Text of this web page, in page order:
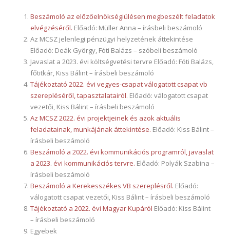
Beszámoló az előzőelnökségiülésen megbeszélt feladatok
elvégzéséről. Előadó: Müller Anna – írásbeli beszámoló
Az MCSZ jelenlegi pénzügyi helyzetének áttekintése
Előadó: Deák György, Fóti Balázs – szóbeli beszámoló
Javaslat a 2023. évi költségvetési tervre Előadó: Fóti Balázs,
főtitkár, Kiss Bálint – írásbeli beszámoló
Tájékoztató 2022. évi vegyes-csapat válogatott csapat vb
szerepléséről, tapasztalatairól. Előadó: válogatott csapat
vezetői, Kiss Bálint – írásbeli beszámoló
Az MCSZ 2022. évi projektjeinek és azok aktuális
feladatainak, munkájának áttekintése. Előadó: Kiss Bálint –
írásbeli beszámoló
Beszámoló a 2022. évi kommunikációs programról, javaslat
a 2023. évi kommunikációs tervre. Előadó: Polyák Szabina –
írásbeli beszámoló
Beszámoló a Kerekesszékes VB szereplésről. Előadó:
válogatott csapat vezetői, Kiss Bálint – írásbeli beszámoló
Tájékoztató a 2022. évi Magyar Kupáról Előadó: Kiss Bálint
– írásbeli beszámoló
Egyebek